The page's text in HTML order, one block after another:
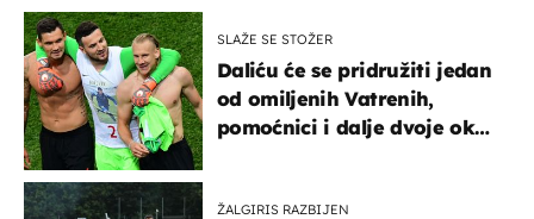
SLAŽE SE STOŽER
Daliću će se pridružiti jedan
od omiljenih Vatrenih,
pomoćnici i dalje dvoje oko
ŽALGIRIS RAZBIJEN